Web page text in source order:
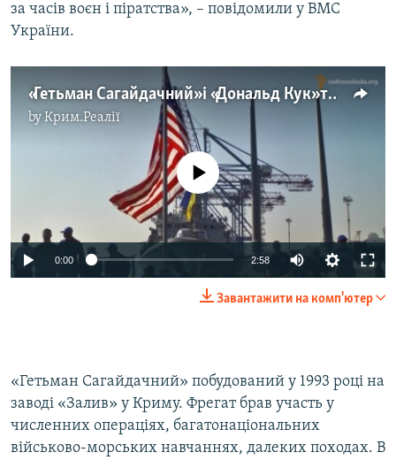
за часів воєн і піратства», – повідомили у ВМС
України.
«Гетьман Сагайдачний» і «Дональд Кук» тренувались в Одесі (відео)
byКрим.Реалії
No media source currently available
0:00 2:58
Завантажити на комп'ютер
«Гетьман Сагайдачний» побудований у 1993 році на
заводі «Залив» у Криму. Фрегат брав участь у
численних операціях, багатонаціональних
військово-морських навчаннях, далеких походах. В